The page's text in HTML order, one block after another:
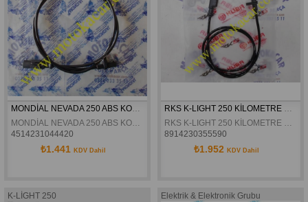
MONDİAL NEVADA 250 ABS KONTROL SENSÖRÜ ORJİNAL
MONDİAL NEVADA 250 ABS KONTROL SENSÖRÜ ORJİNAL
4514231044420
₺1.441 KDV Dahil
RKS K-LIGHT 250 KİLOMETRE SENSÖRÜ ORİJİNAL
RKS K-LIGHT 250 KİLOMETRE SENSÖRÜ ORİJİNAL
8914230355590
₺1.952 KDV Dahil
K-LİGHT 250 Elektrik & Elektronik Grubu